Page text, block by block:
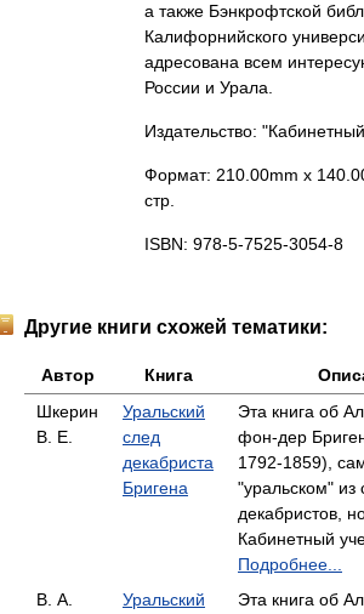
а также Бэнкрофтской
Калифорнийского
адресована всем
России и Урала.
Издательство:
Формат: 210.00mm x
стр.
ISBN: 978-5-7525-3054-8
Другие книги схожей тематики:
Автор Книга
Шкерин
В. Е.
Уральский
след
декабриста
Бригена
Эта книга об
фон-дер
1792-1859),
"уральском" из
декабристов,
Кабинетный
Подробнее...
В. А.
Уральский
Эта книга об